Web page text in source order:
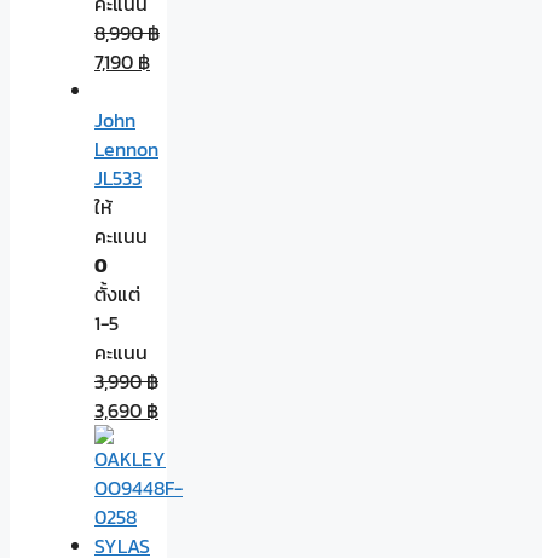
8,990฿
7,190 ฿
John
Lennon
JL533
ให้
คะแนน
0
ตั้งแต่
1-5
คะแนน
3,990฿
3,690 ฿